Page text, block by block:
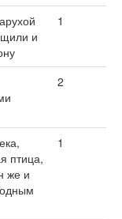
и
1
2
птица,
же и
1